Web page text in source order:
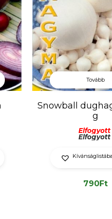
Tovább
Snowball
g
Elfogyott
Elfogyott
790Ft